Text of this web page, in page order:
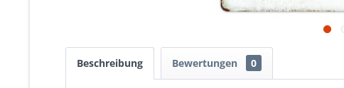
Beschreibung Bewertungen 0